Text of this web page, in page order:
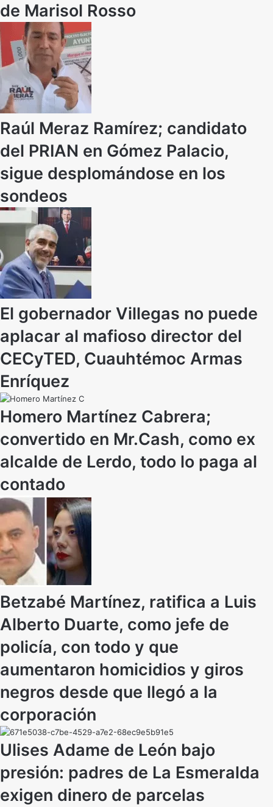
de Marisol Rosso
Raúl Meraz Ramírez; candidato
del PRIAN en Gómez Palacio,
sigue desplomándose en los
sondeos
El gobernador Villegas no puede
aplacar al mafioso director del
CECyTED, Cuauhtémoc Armas
Enríquez
Homero Martínez Cabrera;
convertido en Mr.Cash, como ex
alcalde de Lerdo, todo lo paga al
contado
Betzabé Martínez, ratifica a Luis
Alberto Duarte, como jefe de
policía, con todo y que
aumentaron homicidios y giros
negros desde que llegó a la
corporación
Ulises Adame de León bajo
presión: padres de La Esmeralda
exigen dinero de parcelas